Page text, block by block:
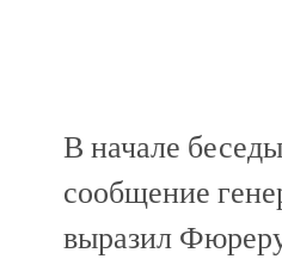
В начале
сообщение
выразил